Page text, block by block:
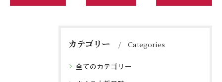
カテゴリー Categories
全てのカテゴリー